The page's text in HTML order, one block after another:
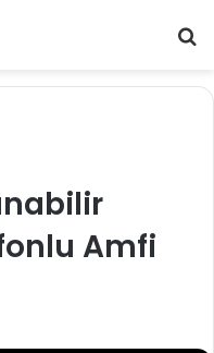
Amfi